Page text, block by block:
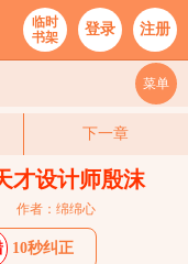
临时
书架
登录 注册
菜单
下一章
才设计师殷沫
作者：绵绵心
10秒纠正